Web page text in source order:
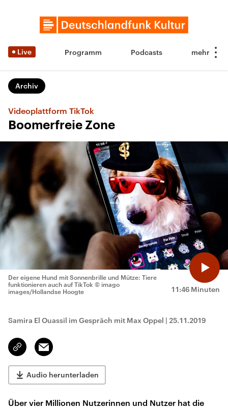
Live Programm Podcasts
Archiv
Videoplattform TikTok
Boomerfreie Zone
11:46 Minuten
Der eigene Hund mit Sonnenbrille und Mütze: Tiere
funktionieren auch auf TikTok © imago
images/Hollandse Hoogte
Samira El Ouassil im Gespräch mit Max Oppel | 25.11.2019
Link
kopieren/teilen
Email
Audio herunterladen
Über vier Millionen Nutzerinnen und Nutzer hat die